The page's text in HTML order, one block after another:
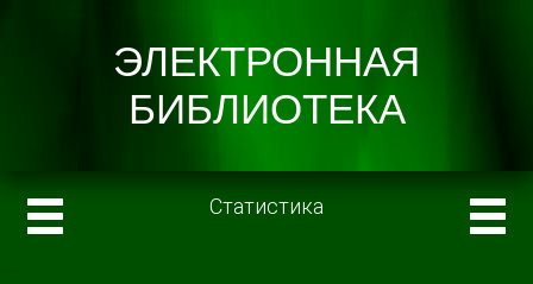
Статистика